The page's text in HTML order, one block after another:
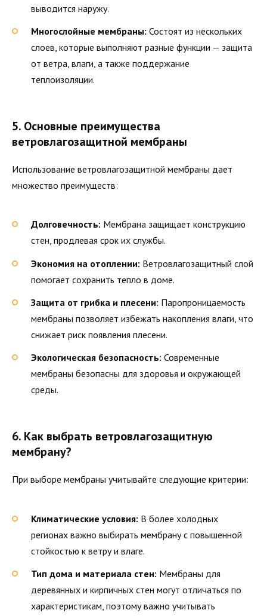
выводится наружу.
Многослойные мембраны: Состоят из нескольких
слоев, которые выполняют разные функции — защита
от ветра, влаги, а также поддержание
теплоизоляции.
5. Основные преимущества
ветровлагозащитной мембраны
Использование ветровлагозащитной мембраны дает
множество преимуществ:
Долговечность: Мембрана защищает конструкцию
стен, продлевая срок их службы.
Экономия на отоплении: Ветровлагозащитный слой
помогает сохранить тепло в доме.
Защита от грибка и плесени: Паропроницаемость
мембраны позволяет избежать накопления влаги, что
снижает риск появления плесени.
Экологическая безопасность: Современные
мембраны безопасны для здоровья и окружающей
среды.
6. Как выбрать ветровлагозащитную
мембрану?
При выборе мембраны учитывайте следующие критерии:
Климатические условия: В более холодных
регионах важно выбирать мембрану с повышенной
стойкостью к ветру и влаге.
Тип дома и материала стен: Мембраны для
деревянных и кирпичных стен могут отличаться по
характеристикам, поэтому важно учитывать